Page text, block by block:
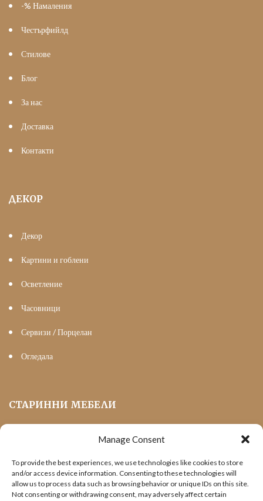
Manage Consent
To provide the best experiences, we use technologies like cookies to store
and/or access device information. Consenting to these technologies will
allow us to process data such as browsing behavior or unique IDs on this site.
Not consenting or withdrawing consent, may adversely affect certain
-% Намаления
Честърфийлд
Стилове
Блог
За нас
Доставка
Контакти
ДЕКОР
Декор
Картини и гоблени
Осветление
Часовници
Сервизи / Порцелан
Огледала
СТАРИННИ МЕБЕЛИ
Трапезни маси и столове
Шкафове и витрини